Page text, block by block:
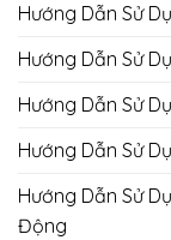
Hướng Dẫn Sử
Hướng Dẫn Sử
Hướng Dẫn Sử
Hướng Dẫn Sử
Hướng Dẫn Sử
Động